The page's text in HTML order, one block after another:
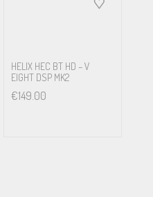
HELIX HEC BT HD – V
EIGHT DSP MK2
€149.00